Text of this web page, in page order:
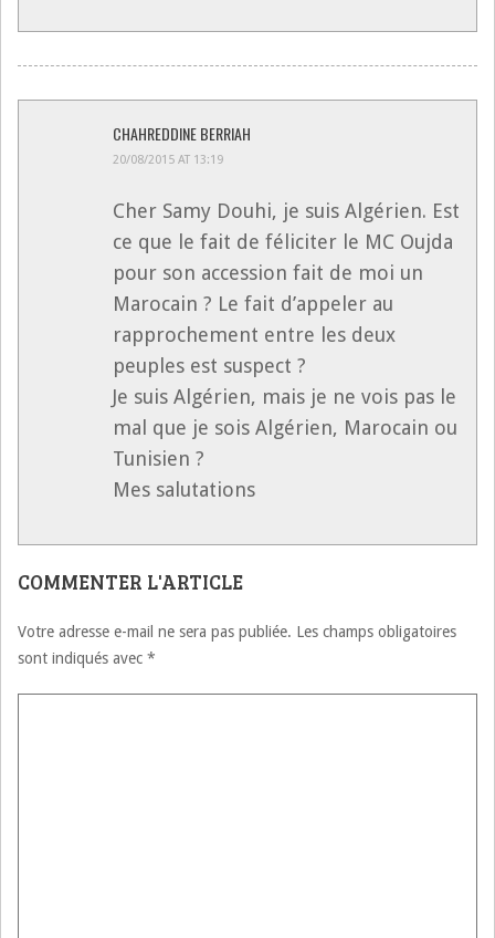
CHAHREDDINE BERRIAH
20/08/2015 AT 13:19
Cher Samy Douhi, je suis Algérien. Est
ce que le fait de féliciter le MC Oujda
pour son accession fait de moi un
Marocain ? Le fait d’appeler au
rapprochement entre les deux
peuples est suspect ?
Je suis Algérien, mais je ne vois pas le
mal que je sois Algérien, Marocain ou
Tunisien ?
Mes salutations
COMMENTER L'ARTICLE
Votre adresse e-mail ne sera pas publiée. Les champs obligatoires
sont indiqués avec *